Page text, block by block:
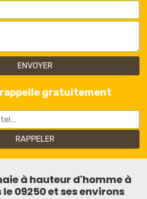
rappelle gratuitement
à hauteur d'homme à
09250 et ses environs